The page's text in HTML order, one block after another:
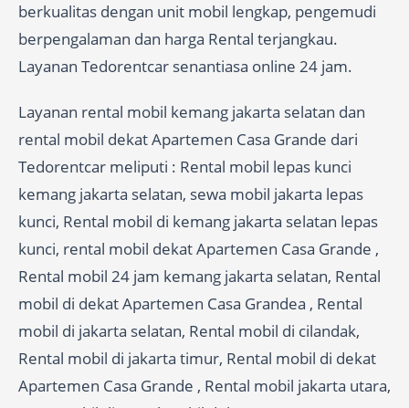
berkualitas dengan unit mobil lengkap, pengemudi
berpengalaman dan harga Rental terjangkau.
Layanan Tedorentcar senantiasa online 24 jam.
Layanan rental mobil kemang jakarta selatan dan
rental mobil dekat Apartemen Casa Grande dari
Tedorentcar meliputi : Rental mobil lepas kunci
kemang jakarta selatan, sewa mobil jakarta lepas
kunci, Rental mobil di kemang jakarta selatan lepas
kunci, rental mobil dekat Apartemen Casa Grande ,
Rental mobil 24 jam kemang jakarta selatan, Rental
mobil di dekat Apartemen Casa Grandea , Rental
mobil di jakarta selatan, Rental mobil di cilandak,
Rental mobil di jakarta timur, Rental mobil di dekat
Apartemen Casa Grande , Rental mobil jakarta utara,